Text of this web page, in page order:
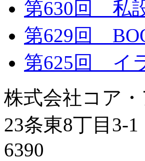
第630回 私
第629回
第625回 イ
株式会社コア
23条東8丁目3-
6390